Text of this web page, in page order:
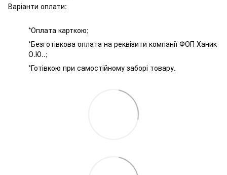
Варіанти оплати:
*Оплата карткою;
*Безготівкова оплата на реквізити компанії ФОП Ханик
О.Ю..;
*Готівкою при самостійному заборі товару.